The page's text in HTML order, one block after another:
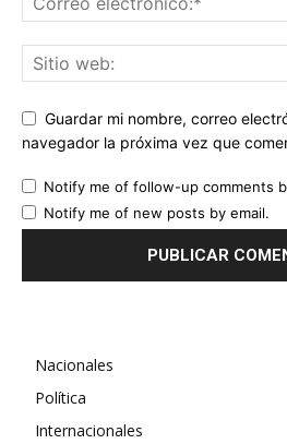
Guardar mi nombre, correo
navegador la próxima vez que
Notify me of follow-up comments
Notify me of new posts by email.
Nacionales
Política
Internacionales